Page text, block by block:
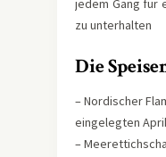
jedem Gang für
zu unterhalten
Die
– Nordischer
eingelegten
–